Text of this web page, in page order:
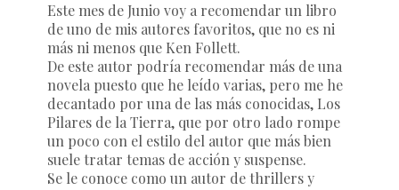
Este mes de Junio voy a recomendar un libro
de uno de mis autores favoritos, que no es ni
más ni menos que Ken Follett.
De este autor podría recomendar más de una
novela puesto que he leído varias, pero me he
decantado por una de las más conocidas, Los
Pilares de la Tierra, que por otro lado rompe
un poco con el estilo del autor que más bien
suele tratar temas de acción y suspense.
Se le conoce como un autor de thrillers y